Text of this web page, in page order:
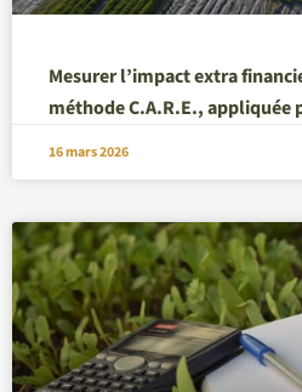
Mesurer l’impact extra
méthode C.A.R.E., appliquée
16 mars 2026